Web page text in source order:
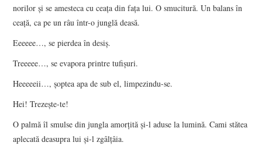
norilor şi se amesteca cu ceaţa din faţa lui. O smucitură. Un balans în
ceaţă, ca pe un râu într-o junglă deasă.
Eeeeee…, se pierdea în desiş.
Treeeee…, se evapora printre tufişuri.
Heeeeeii…, şoptea apa de sub el, limpezindu-se.
Hei! Trezeşte-te!
O palmă îl smulse din jungla amorţită şi-l aduse la lumină. Cami stătea
aplecată deasupra lui şi-l zgâlţâia.